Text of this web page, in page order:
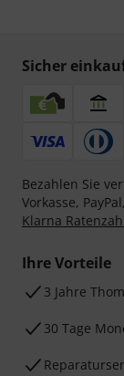
Sicher
Bezahlen Sie
Vorkasse,
Klarna
Ihre Vorteile
3 Jahre
30 Tage